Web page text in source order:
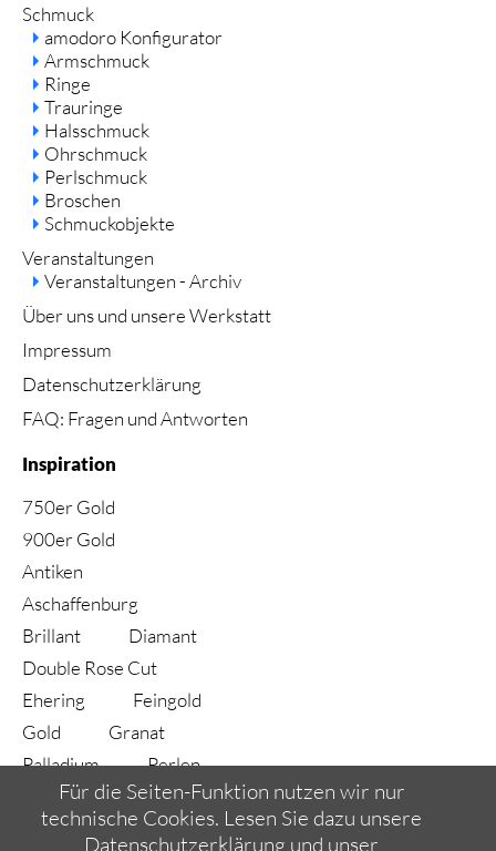
Navigation
überspringen
Schmuck
amodoro Konfigurator
Armschmuck
Ringe
Trauringe
Halsschmuck
Ohrschmuck
Perlschmuck
Broschen
Schmuckobjekte
Veranstaltungen
Veranstaltungen - Archiv
Über uns und unsere Werkstatt
Impressum
Datenschutzerklärung
FAQ: Fragen und Antworten
Inspiration
750er Gold
900er Gold
Antiken
Aschaffenburg
Brillant
Diamant
Double Rose Cut
Ehering
Feingold
Gold
Granat
Palladium
Perlen
Rubin
Saphir
Silber
Für die Seiten-Funktion nutzen wir nur
technische Cookies. Lesen Sie dazu unsere
Datenschutzerklärung und unser